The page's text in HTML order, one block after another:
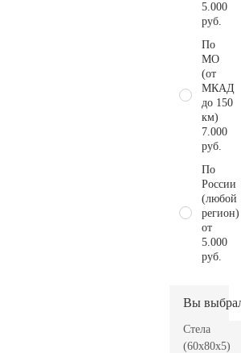
5.000
руб.
По
МО
(от
МКАД
до 150
км)
7.000
руб.
По
России
(любой
регион)
от
5.000
руб.
Вы
Стела
(60x80x5)